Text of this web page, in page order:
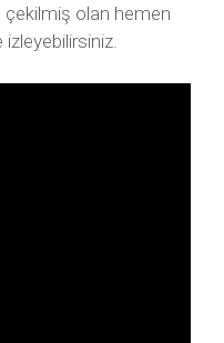
çekilmiş olan hemen
izleyebilirsiniz.